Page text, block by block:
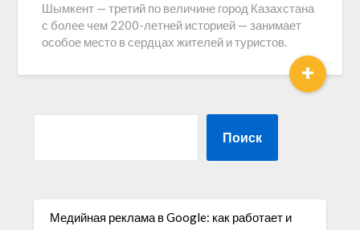
Шымкент — третий по величине город Казахстана
с более чем 2200-летней историей — занимает
особое место в сердцах жителей и туристов.
+
Поиск
Медийная реклама в Google: как работает и